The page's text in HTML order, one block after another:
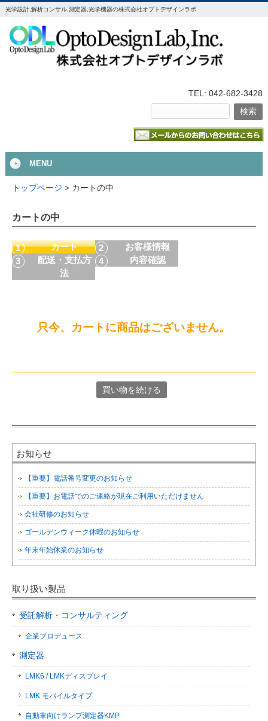
光学設計,解析コンサル,測定器,光学機器の株式会社オプトデザインラボ
TEL: 042-682-3428
MENU
トップページ > カートの中
カートの中
カート
お客様情報
配送・支払方
法
内容確認
只今、カートに商品はございません。
お知らせ
【重要】電話番号変更のお知らせ
【重要】お電話でのご連絡が現在ご利用いただけません
会社研修のお知らせ
ゴールデンウィーク休暇のお知らせ
年末年始休業のお知らせ
取り扱い製品
受託解析・コンサルティング
企業プロデュース
測定器
LMK6 / LMKディスプレイ
LMK モバイルタイプ
自動車向けランプ測定器KMP